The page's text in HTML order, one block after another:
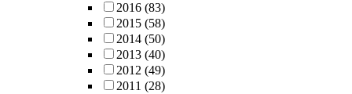
2016 (83)
2015 (58)
2014 (50)
2013 (40)
2012 (49)
2011 (28)